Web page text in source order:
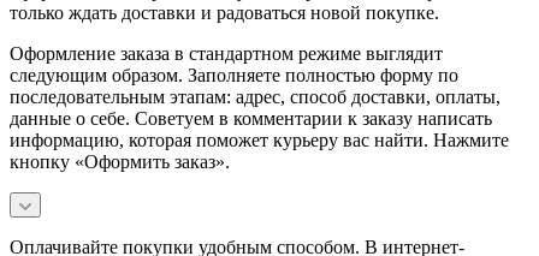
только ждать доставки и радоваться новой покупке.
Оформление заказа в стандартном режиме выглядит
следующим образом. Заполняете полностью форму по
последовательным этапам: адрес, способ доставки, оплаты,
данные о себе. Советуем в комментарии к заказу написать
информацию, которая поможет курьеру вас найти. Нажмите
кнопку «Оформить заказ».
Оплачивайте покупки удобным способом. В интернет-